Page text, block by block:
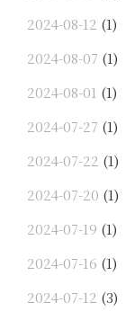
2024-08-12 (1)
2024-08-07 (1)
2024-08-01 (1)
2024-07-27 (1)
2024-07-22 (1)
2024-07-20 (1)
2024-07-19 (1)
2024-07-16 (1)
2024-07-12 (3)